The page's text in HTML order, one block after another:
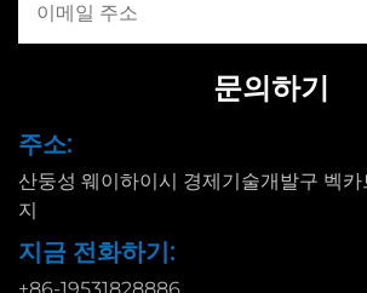
문의하기
주소:
산둥성 웨이하이시 경제기술개발구 벡
지
지금 전화하기:
+86-19531828886